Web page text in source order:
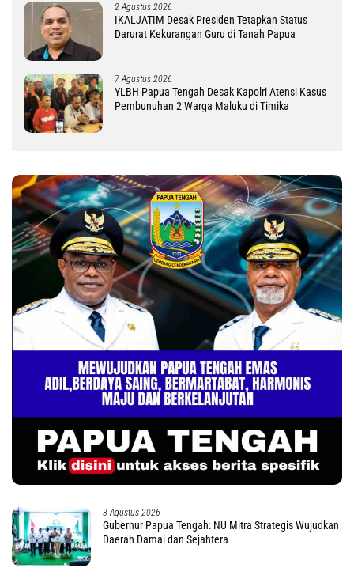
2 Agustus 2026
IKALJATIM Desak Presiden Tetapkan Status
Darurat Kekurangan Guru di Tanah Papua
7 Agustus 2026
YLBH Papua Tengah Desak Kapolri Atensi Kasus
Pembunuhan 2 Warga Maluku di Timika
3 Agustus 2026
Gubernur Papua Tengah: NU Mitra Strategis Wujudkan
Daerah Damai dan Sejahtera